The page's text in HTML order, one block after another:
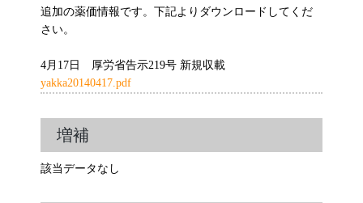
追加の薬価情報です。下記よりダウンロードしてくだ
さい。
4月17日 厚労省告示219号 新規収載
yakka20140417.pdf
増補
該当データなし